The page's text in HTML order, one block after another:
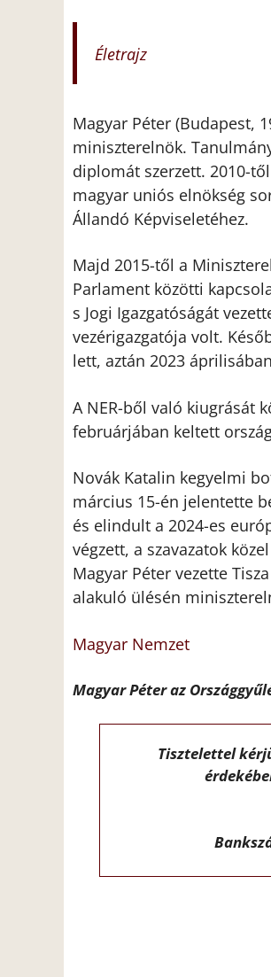
Életrajz
Magyar Péter (Budapest,
miniszterelnök.
diplomát szerzett. 2010-
magyar uniós elnökség
Állandó Képviseletéhez.
Majd 2015-től a
Parlament közötti
s Jogi Igazgatóságát
vezérigazgatója volt.
lett, aztán 2023
A NER-ből való kiugrását
februárjában keltett
Novák Katalin kegyelmi
március 15-én jelentette
és elindult a 2024-es
végzett, a szavazatok
Magyar Péter vezette
alakuló ülésén
Magyar Nemzet
Magyar Péter az
Tisztelettel